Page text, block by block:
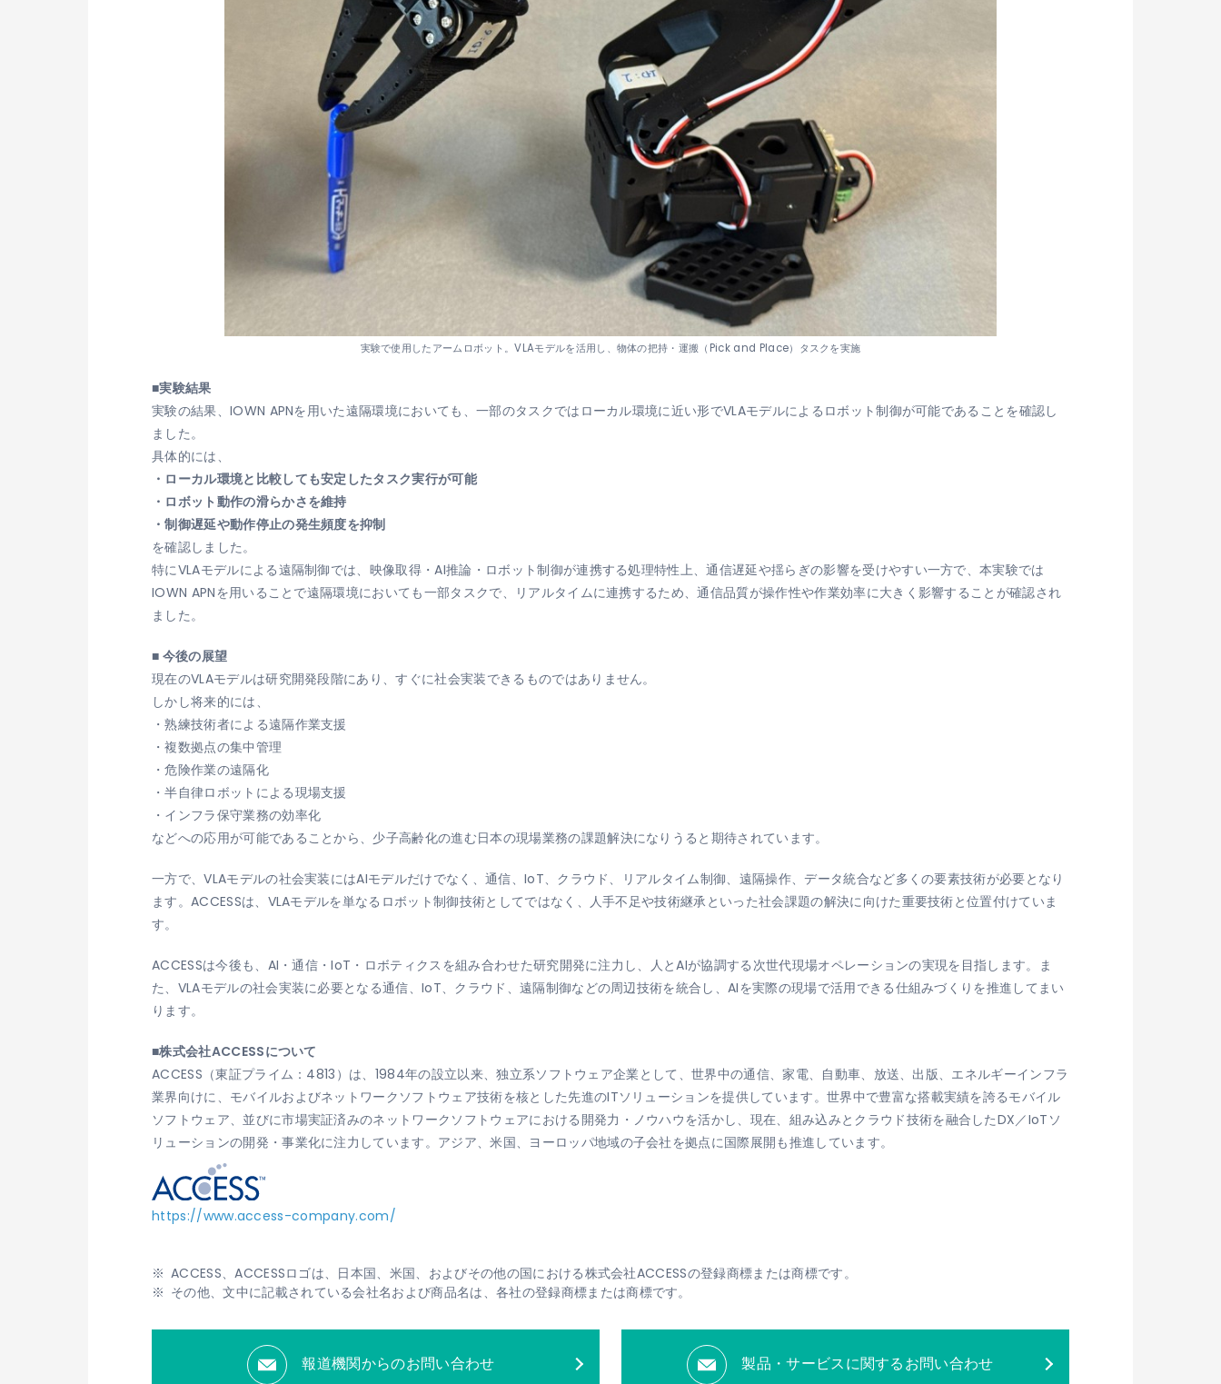
実験で使用したアームロボット。VLAモデルを活用し、物体の把持・運搬（Pick and Place）タスクを実施
■実験結果
実験の結果、IOWN APNを用いた遠隔環境においても、一部のタスクではローカル環境に近い形でVLAモデルによるロボット制御が可能であることを確認し
ました。
具体的には、
・ローカル環境と比較しても安定したタスク実行が可能
・ロボット動作の滑らかさを維持
・制御遅延や動作停止の発生頻度を抑制
を確認しました。
特にVLAモデルによる遠隔制御では、映像取得・AI推論・ロボット制御が連携する処理特性上、通信遅延や揺らぎの影響を受けやすい一方で、本実験では
IOWN APNを用いることで遠隔環境においても一部タスクで、リアルタイムに連携するため、通信品質が操作性や作業効率に大きく影響することが確認され
ました。
■ 今後の展望
現在のVLAモデルは研究開発段階にあり、すぐに社会実装できるものではありません。
しかし将来的には、
・熟練技術者による遠隔作業支援
・複数拠点の集中管理
・危険作業の遠隔化
・半自律ロボットによる現場支援
・インフラ保守業務の効率化
などへの応用が可能であることから、少子高齢化の進む日本の現場業務の課題解決になりうると期待されています。
一方で、VLAモデルの社会実装にはAIモデルだけでなく、通信、IoT、クラウド、リアルタイム制御、遠隔操作、データ統合など多くの要素技術が必要となり
ます。ACCESSは、VLAモデルを単なるロボット制御技術としてではなく、人手不足や技術継承といった社会課題の解決に向けた重要技術と位置付けていま
す。
ACCESSは今後も、AI・通信・IoT・ロボティクスを組み合わせた研究開発に注力し、人とAIが協調する次世代現場オペレーションの実現を目指します。ま
た、VLAモデルの社会実装に必要となる通信、IoT、クラウド、遠隔制御などの周辺技術を統合し、AIを実際の現場で活用できる仕組みづくりを推進してまい
ります。
■株式会社ACCESSについて
ACCESS（東証プライム：4813）は、1984年の設立以来、独立系ソフトウェア企業として、世界中の通信、家電、自動車、放送、出版、エネルギーインフラ
業界向けに、モバイルおよびネットワークソフトウェア技術を核とした先進のITソリューションを提供しています。世界中で豊富な搭載実績を誇るモバイル
ソフトウェア、並びに市場実証済みのネットワークソフトウェアにおける開発力・ノウハウを活かし、現在、組み込みとクラウド技術を融合したDX／IoTソ
リューションの開発・事業化に注力しています。アジア、米国、ヨーロッパ地域の子会社を拠点に国際展開も推進しています。
https://www.access-company.com/
ACCESS、ACCESSロゴは、日本国、米国、およびその他の国における株式会社ACCESSの登録商標または商標です。
その他、文中に記載されている会社名および商品名は、各社の登録商標または商標です。
報道機関からのお問い合わせ 製品・サービスに関するお問い合わせ